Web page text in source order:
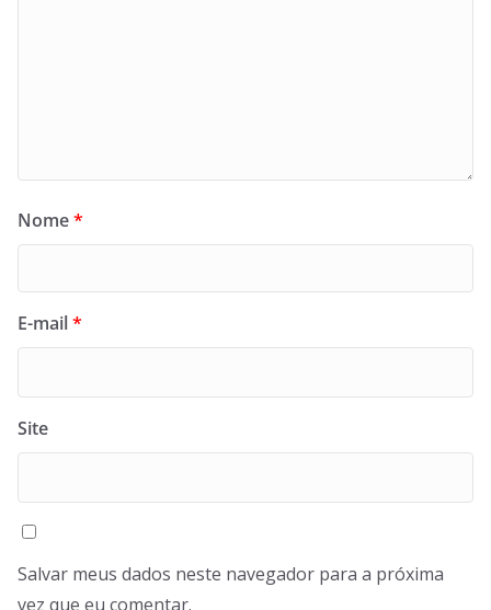
Nome*
E-mail*
Site
Salvar meus dados neste navegador para a próxima
vez que eu comentar.